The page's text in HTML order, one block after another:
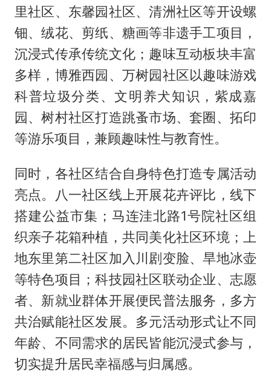
里社区、东馨园社区、清洲社区等开设螺
钿、绒花、剪纸、糖画等非遗手工项目，
沉浸式传承传统文化；趣味互动板块丰富
多样，博雅西园、万树园社区以趣味游戏
科普垃圾分类、文明养犬知识，紫成嘉
园、树村社区打造跳蚤市场、套圈、拓印
等游乐项目，兼顾趣味性与教育性。
同时，各社区结合自身特色打造专属活动
亮点。八一社区线上开展花卉评比，线下
搭建公益市集；马连洼北路1号院社区组
织亲子花箱种植，共同美化社区环境；上
地东里第二社区加入川剧变脸、旱地冰壶
等特色项目；科技园社区联动企业、志愿
者、新就业群体开展便民普法服务，多方
共治赋能社区发展。多元活动形式让不同
年龄、不同需求的居民皆能沉浸式参与，
切实提升居民幸福感与归属感。